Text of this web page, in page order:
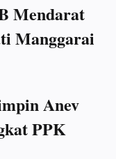
Mendarat
Manggarai
Anev
PPK